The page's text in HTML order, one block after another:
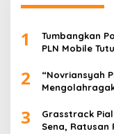
1
Tumbangkan
PLN Mobile
2
“Novriansyah
3
Grasstrack
Sena, Ratusan